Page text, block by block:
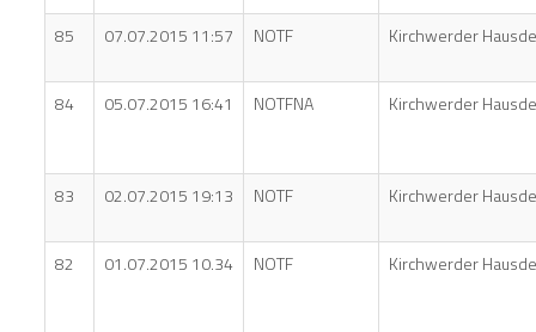
85 07.07.2015 11:57 NOTF Kirchwerder
84 05.07.2015 16:41 NOTFNA Kirchwerder
83 02.07.2015 19:13 NOTF Kirchwerder
82 01.07.2015 10.34 NOTF Kirchwerder